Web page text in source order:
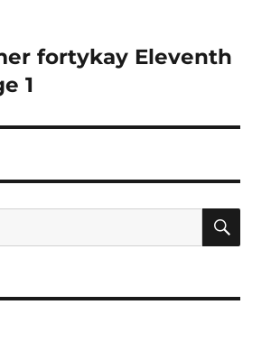
fortykay Eleventh
1